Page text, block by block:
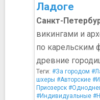
Ладоге
Санкт-
викингами и
по карельским
древние
Теги: #За городом
шхеры #Авторские
Приозерск
#Индивидуальные